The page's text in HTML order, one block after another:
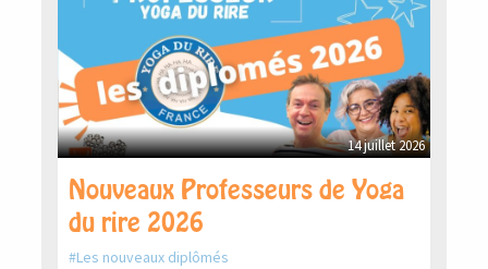
14 juillet 2026
Nouveaux Professeurs de Yoga
du rire 2026
Les nouveaux diplômés